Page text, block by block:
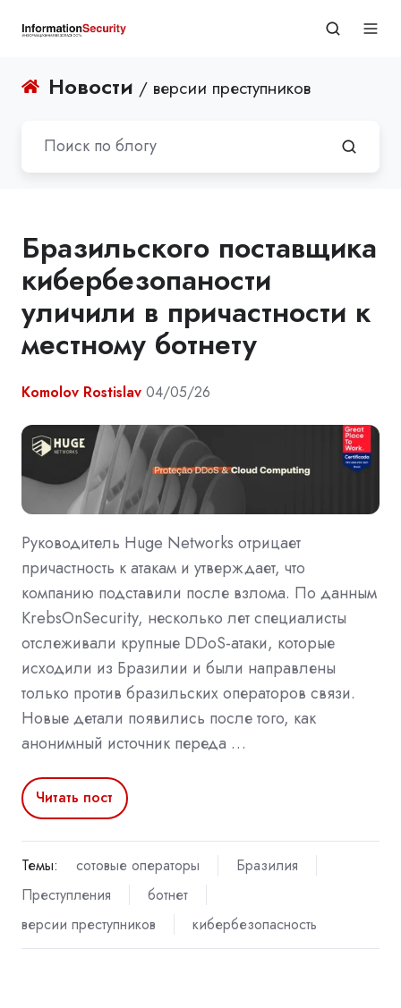
Новости / версии преступников
Бразильского поставщика
кибербезопаности
уличили в причастности к
местному ботнету
Komolov Rostislav 04/05/26
Руководитель Huge Networks отрицает
причастность к атакам и утверждает, что
компанию подставили после взлома. По данным
KrebsOnSecurity, несколько лет специалисты
отслеживали крупные DDoS-атаки, которые
исходили из Бразилии и были направлены
только против бразильских операторов связи.
Новые детали появились после того, как
анонимный источник переда …
Читать пост
Темы: сотовые операторы
Бразилия
Преступления
ботнет
версии преступников
кибербезопасность